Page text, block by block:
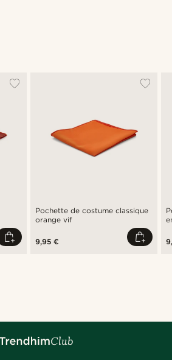
Pochette de costume classique
orange vif
9,95 €